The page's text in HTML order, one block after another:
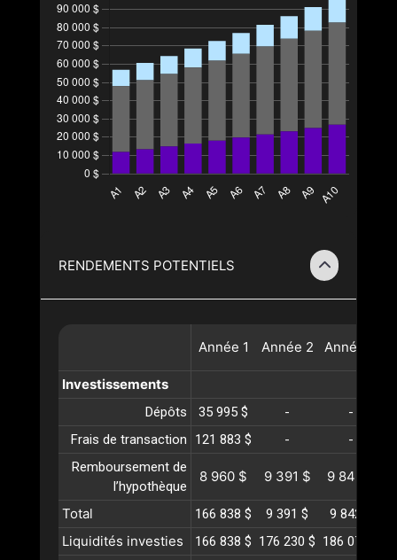
RENDEMENTS POTENTIELS
Année 1 Année 2 Année
Investissements
Dépôts 35 995 $ -
-
Frais de transaction
121 883 $ -
-
Remboursement de
l’hypothèque
8 960 $ 9 391 $ 9 842 $
Total 166 838 $ 9 391 $ 9 842 $
Liquidités investies 166 838 $ 176 230 $ 186 072 $